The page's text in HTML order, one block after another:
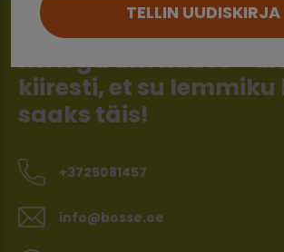
Ei tea, mida tellida?
meiega ühendust –
kiiresti, et su lemmiku
saaks täis!
+3725081457
info@bosse.ee
TELLIN UUDISKIRJA